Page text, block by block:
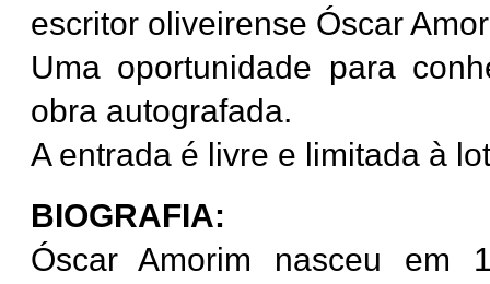
escritor oliveirense Óscar
Uma oportunidade para
obra autografada.
A entrada é livre e limitada à
BIOGRAFIA:
Óscar Amorim nasceu em